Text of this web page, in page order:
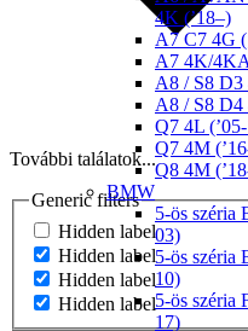
További találatok...
Generic filters
Hidden label
Hidden label
Hidden label
Hidden label
4K (’18–)
A7 C7 4G
A7 4K/
A8 / S8 D3
A8 / S8 D4
Q7 4L
Q7 4M
Q8 4M
BMW
5-ös széria
03)
5-ös széria
10)
5-ös széria
17)